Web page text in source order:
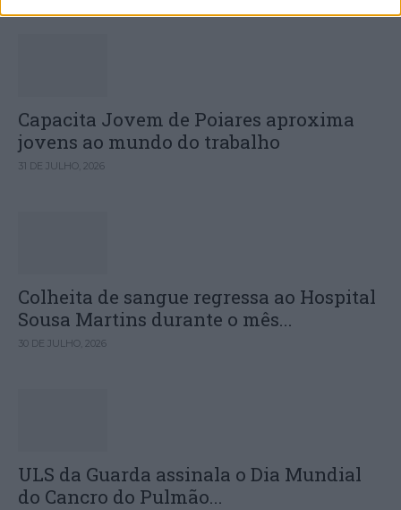
Capacita Jovem de Poiares aproxima
jovens ao mundo do trabalho
31 DE JULHO, 2026
Colheita de sangue regressa ao Hospital
Sousa Martins durante o mês...
30 DE JULHO, 2026
ULS da Guarda assinala o Dia Mundial
do Cancro do Pulmão...